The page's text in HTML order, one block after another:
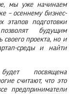
мы уже начинаем
– осеннему бизнес-
подготовки
будущим
своего проекта, но и
среды и найти
посвящена
считают, что это
предприниматели